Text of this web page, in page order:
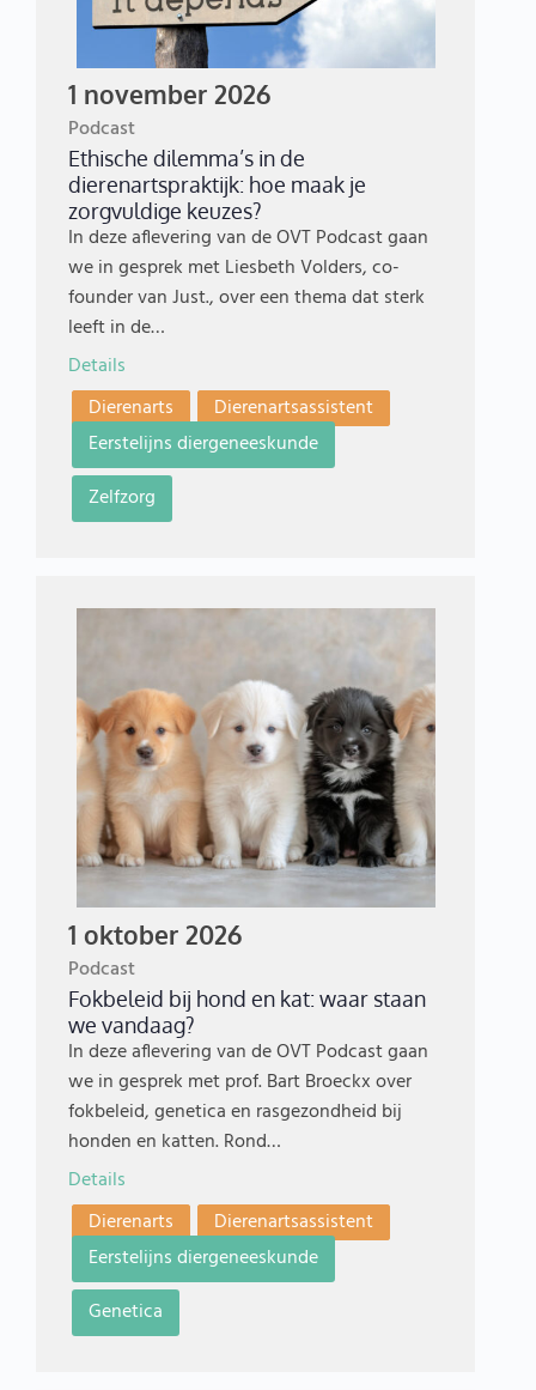
1 november 2026
Podcast
Ethische dilemma’s in de
dierenartspraktijk: hoe maak je
zorgvuldige keuzes?
In deze aflevering van de OVT Podcast gaan
we in gesprek met Liesbeth Volders, co-
founder van Just., over een thema dat sterk
leeft in de…
Details
Dierenarts
Dierenartsassistent
Eerstelijns diergeneeskunde
Zelfzorg
1 oktober 2026
Podcast
Fokbeleid bij hond en kat: waar staan
we vandaag?
In deze aflevering van de OVT Podcast gaan
we in gesprek met prof. Bart Broeckx over
fokbeleid, genetica en rasgezondheid bij
honden en katten. Rond…
Details
Dierenarts
Dierenartsassistent
Eerstelijns diergeneeskunde
Genetica